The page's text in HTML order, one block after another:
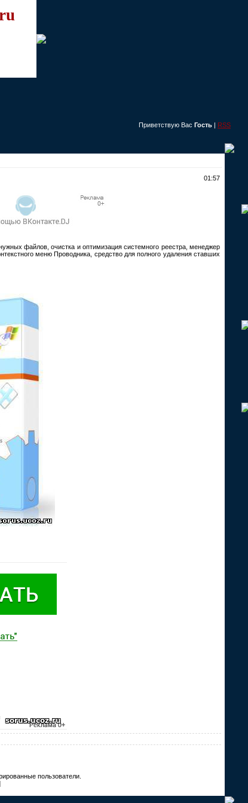
Приветствую Вас Гость | RSS
01:57
файлов, очистка и оптимизация системного реестра, менеджер
меню Проводника, средство для полного удаления ставших
пользователи.